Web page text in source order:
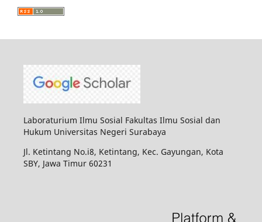
Laboraturium Ilmu Sosial Fakultas Ilmu Sosial dan
Hukum Universitas Negeri Surabaya
Jl. Ketintang No.i8, Ketintang, Kec. Gayungan, Kota
SBY, Jawa Timur 60231